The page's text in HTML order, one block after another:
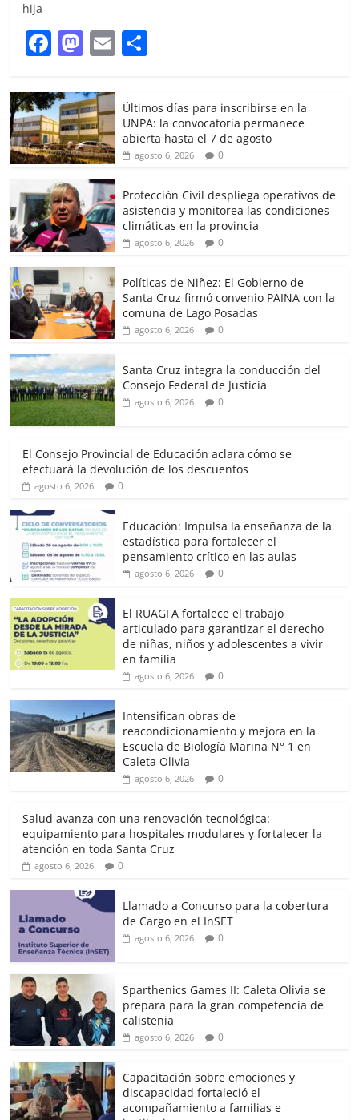
hija
F
c
e
b
o
o
k
M
st
o
d
o
n
E
ai ar
e
Últimos días para inscribirse en la
UNPA: la convocatoria permanece
abierta hasta el 7 de agosto
agosto 6, 2026 0
Protección Civil despliega operativos de
asistencia y monitorea las condiciones
climáticas en la provincia
agosto 6, 2026 0
Políticas de Niñez: El Gobierno de
Santa Cruz firmó convenio PAINA con la
comuna de Lago Posadas
agosto 6, 2026 0
Santa Cruz integra la conducción del
Consejo Federal de Justicia
agosto 6, 2026 0
El Consejo Provincial de Educación aclara cómo se
efectuará la devolución de los descuentos
agosto 6, 2026 0
Educación: Impulsa la enseñanza de la
estadística para fortalecer el
pensamiento crítico en las aulas
agosto 6, 2026 0
El RUAGFA fortalece el trabajo
articulado para garantizar el derecho
de niñas, niños y adolescentes a vivir
en familia
agosto 6, 2026 0
Intensifican obras de
reacondicionamiento y mejora en la
Escuela de Biología Marina N° 1 en
Caleta Olivia
agosto 6, 2026 0
Salud avanza con una renovación tecnológica:
equipamiento para hospitales modulares y fortalecer la
atención en toda Santa Cruz
agosto 6, 2026 0
Llamado a Concurso para la cobertura
de Cargo en el InSET
agosto 6, 2026 0
Sparthenics Games II: Caleta Olivia se
prepara para la gran competencia de
calistenia
agosto 6, 2026 0
Capacitación sobre emociones y
discapacidad fortaleció el
acompañamiento a familias e